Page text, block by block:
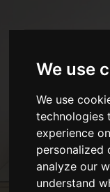
We use
We use
technologies
experience
personalized
analyze our
understand